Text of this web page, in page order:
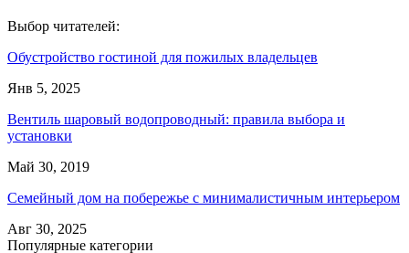
Выбор читателей:
Обустройство гостиной для пожилых владельцев
Янв 5, 2025
Вентиль шаровый водопроводный: правила выбора и
установки
Май 30, 2019
Семейный дом на побережье с минималистичным интерьером
Авг 30, 2025
Популярные категории